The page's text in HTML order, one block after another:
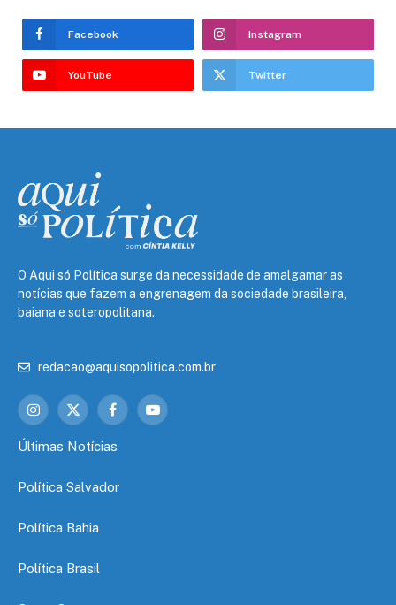
Facebook Instagram
YouTube Twitter
O Aqui só Política surge da necessidade de amalgamar as
notícias que fazem a engrenagem da sociedade brasileira,
baiana e soteropolitana.
redacao@aquisopolitica.com.br
Instagram
X
FacebookYouTube
Últimas Notícias
Política Salvador
Política Bahia
Política Brasil